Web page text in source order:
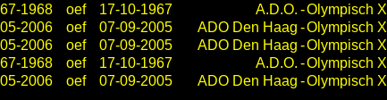
1968 oef 17-10-1967 A.D.O. -Olympisch XI
2006 oef 07-09-2005 ADO Den Haag -Olympisch XI
2006 oef 07-09-2005 ADO Den Haag -Olympisch XI
1968 oef 17-10-1967 A.D.O. -Olympisch XI
2006 oef 07-09-2005 ADO Den Haag -Olympisch XI